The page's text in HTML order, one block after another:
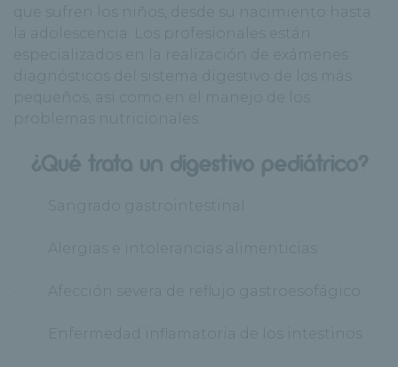
que sufren los niños, desde su nacimiento hasta
la adolescencia. Los profesionales están
especializados en la realización de exámenes
diagnósticos del sistema digestivo de los más
pequeños, así como en el manejo de los
problemas nutricionales.
¿Qué trata un digestivo pediátrico?
· Sangrado gastrointestinal
· Alergias e intolerancias alimenticias
· Afección severa de reflujo gastroesofágico
· Enfermedad inflamatoria de los intestinos